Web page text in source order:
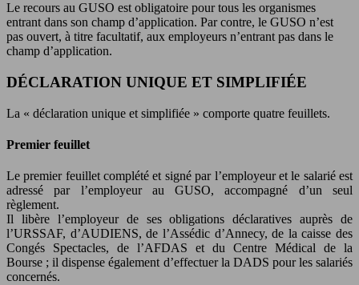
Le recours au GUSO est obligatoire pour tous les organismes
entrant dans son champ d’application. Par contre, le GUSO n’est
pas ouvert, à titre facultatif, aux employeurs n’entrant pas dans le
champ d’application.
DÉCLARATION UNIQUE ET SIMPLIFIÉE
La « déclaration unique et simplifiée » comporte quatre feuillets.
Premier feuillet
Le premier feuillet complété et signé par l’employeur et le salarié est
adressé par l’employeur au GUSO, accompagné d’un seul
règlement.
Il libère l’employeur de ses obligations déclaratives auprès de
l’URSSAF, d’AUDIENS, de l’Assédic d’Annecy, de la caisse des
Congés Spectacles, de l’AFDAS et du Centre Médical de la
Bourse ; il dispense également d’effectuer la DADS pour les salariés
concernés.